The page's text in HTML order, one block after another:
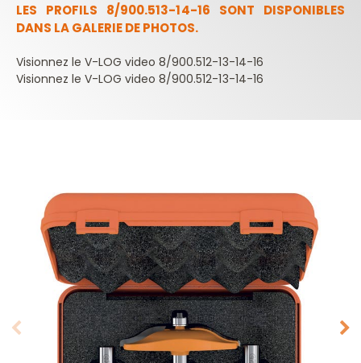
LES PROFILS 8/900.513-14-16 SONT DISPONIBLES
DANS LA GALERIE DE PHOTOS.
Visionnez le V-LOG video 8/900.512-13-14-16
Visionnez le V-LOG video 8/900.512-13-14-16